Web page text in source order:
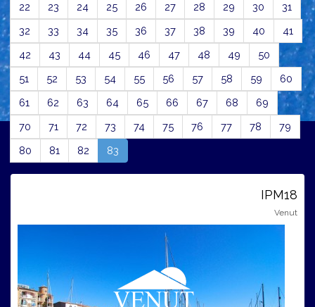
22
23 24 25 26 27 28 29 30
31
32
33 34 35 36 37 38 39 40
41
42
43 44 45 46 47 48 49
50
51
52 53 54 55 56 57 58 59
60
61
62 63 64 65 66 67 68
69
70
71 72 73 74 75 76 77 78
79
80
81 82 83
IPM18
Venut